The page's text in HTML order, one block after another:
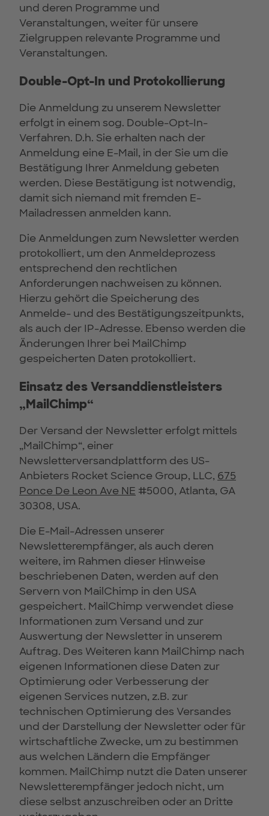
und deren Programme und
Veranstaltungen, weiter für unsere
Zielgruppen relevante Programme und
Veranstaltungen.
Double-Opt-In und Protokollierung
Die Anmeldung zu unserem Newsletter
erfolgt in einem sog. Double-Opt-In-
Verfahren. D.h. Sie erhalten nach der
Anmeldung eine E-Mail, in der Sie um die
Bestätigung Ihrer Anmeldung gebeten
werden. Diese Bestätigung ist notwendig,
damit sich niemand mit fremden E-
Mailadressen anmelden kann.
Die Anmeldungen zum Newsletter werden
protokolliert, um den Anmeldeprozess
entsprechend den rechtlichen
Anforderungen nachweisen zu können.
Hierzu gehört die Speicherung des
Anmelde- und des Bestätigungszeitpunkts,
als auch der IP-Adresse. Ebenso werden die
Änderungen Ihrer bei MailChimp
gespeicherten Daten protokolliert.
Einsatz des Versanddienstleisters
„MailChimp“
Der Versand der Newsletter erfolgt mittels
„MailChimp“, einer
Newsletterversandplattform des US-
Anbieters Rocket Science Group, LLC, 675
Ponce De Leon Ave NE #5000, Atlanta, GA
30308, USA.
Die E-Mail-Adressen unserer
Newsletterempfänger, als auch deren
weitere, im Rahmen dieser Hinweise
beschriebenen Daten, werden auf den
Servern von MailChimp in den USA
gespeichert. MailChimp verwendet diese
Informationen zum Versand und zur
Auswertung der Newsletter in unserem
Auftrag. Des Weiteren kann MailChimp nach
eigenen Informationen diese Daten zur
Optimierung oder Verbesserung der
eigenen Services nutzen, z.B. zur
technischen Optimierung des Versandes
und der Darstellung der Newsletter oder für
wirtschaftliche Zwecke, um zu bestimmen
aus welchen Ländern die Empfänger
kommen. MailChimp nutzt die Daten unserer
Newsletterempfänger jedoch nicht, um
diese selbst anzuschreiben oder an Dritte